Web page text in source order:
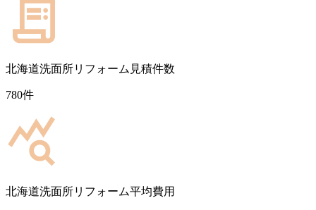
北海道洗面所リフォーム見積件数
780件
北海道洗面所リフォーム平均費用